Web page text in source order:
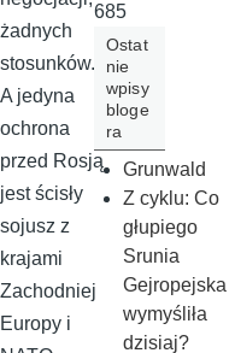
żadnych
stosunków.
A jedyna
ochrona
przed Rosją
jest ścisły
sojusz z
krajami
Zachodniej
Europy i
685
Ostat
nie
wpisy
bloge
ra
Grunwald
Z cyklu: Co
głupiego
Srunia
Gejropejska
wymyśliła
dzisiaj?